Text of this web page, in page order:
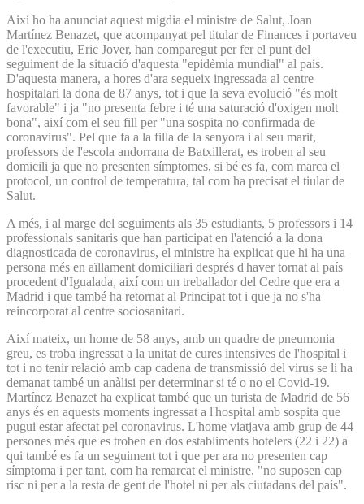
Així ho ha anunciat aquest migdia el ministre de Salut, Joan
Martínez Benazet, que acompanyat pel titular de Finances i portaveu
de l'executiu, Eric Jover, han comparegut per fer el punt del
seguiment de la situació d'aquesta "epidèmia mundial" al país.
D'aquesta manera, a hores d'ara segueix ingressada al centre
hospitalari la dona de 87 anys, tot i que la seva evolució "és molt
favorable" i ja "no presenta febre i té una saturació d'oxigen molt
bona", així com el seu fill per "una sospita no confirmada de
coronavirus". Pel que fa a la filla de la senyora i al seu marit,
professors de l'escola andorrana de Batxillerat, es troben al seu
domicili ja que no presenten símptomes, si bé es fa, com marca el
protocol, un control de temperatura, tal com ha precisat el tiular de
Salut.
A més, i al marge del seguiments als 35 estudiants, 5 professors i 14
professionals sanitaris que han participat en l'atenció a la dona
diagnosticada de coronavirus, el ministre ha explicat que hi ha una
persona més en aïllament domiciliari després d'haver tornat al país
procedent d'Igualada, així com un treballador del Cedre que era a
Madrid i que també ha retornat al Principat tot i que ja no s'ha
reincorporat al centre sociosanitari.
Així mateix, un home de 58 anys, amb un quadre de pneumonia
greu, es troba ingressat a la unitat de cures intensives de l'hospital i
tot i no tenir relació amb cap cadena de transmissió del virus se li ha
demanat també un anàlisi per determinar si té o no el Covid-19.
Martínez Benazet ha explicat també que un turista de Madrid de 56
anys és en aquests moments ingressat a l'hospital amb sospita que
pugui estar afectat pel coronavirus. L'home viatjava amb grup de 44
persones més que es troben en dos establiments hotelers (22 i 22) a
qui també es fa un seguiment tot i que per ara no presenten cap
símptoma i per tant, com ha remarcat el ministre, "no suposen cap
risc ni per a la resta de gent de l'hotel ni per als ciutadans del país".